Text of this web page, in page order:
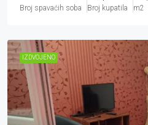
Broj spavaćih soba Broj kupatila m2
IZDVOJENO